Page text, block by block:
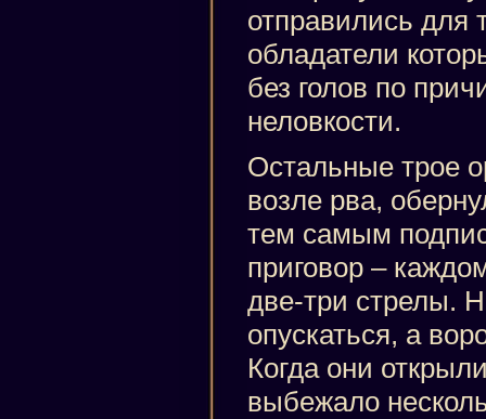
отправились для
обладатели
без голов по
неловкости.
Остальные трое
возле рва,
тем самым
приговор –
две-три стрелы.
опускаться, а
Когда они
выбежало